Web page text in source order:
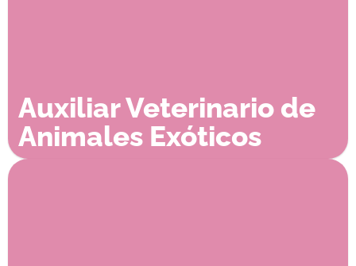
Auxiliar Veterinario de
Animales Exóticos